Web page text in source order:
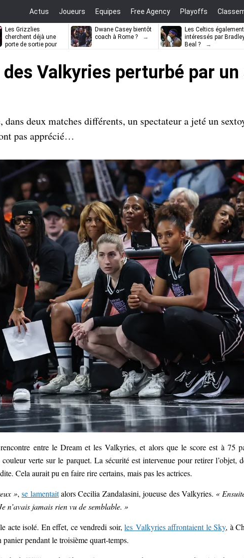
Actus Joueurs Equipes Free Agency Playoffs
Les Grizzlies
cherchent déjà une
porte de sortie pour
Dwane Casey bientôt
coach à Rome ?
Les Celtics également
intéressés par
Beal ?
Valkyries perturbé par
deux matches différents, un spectateur a jeté un
pas apprécié…
entre le Dream et les Valkyries, et alors que le score est à 75
verte sur le parquet. La sécurité est intervenue pour retirer l’objet,
Cela aurait pu en faire rire certains, mais pas les actrices.
»,se lamentaitalors Cecilia Zandalasini, joueuse des Valkyries. «
n’avais jamais rien vu de semblable. »
acte isolé. En effet, ce vendredi soir,les Valkyries affrontaient le Sky, à
pendant le troisième quart-temps.